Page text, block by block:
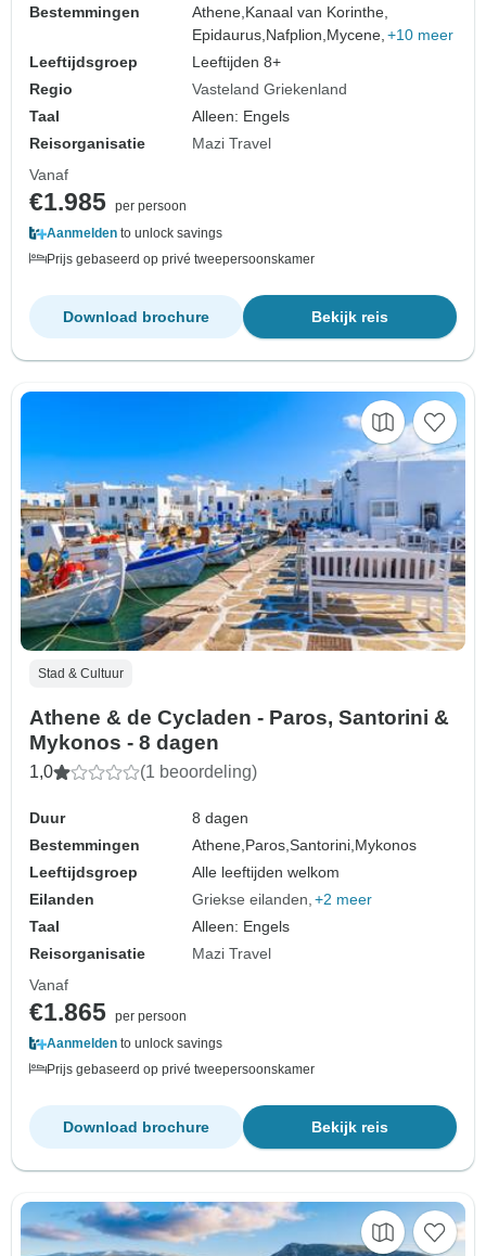
Bestemmingen Athene,Kanaal van Korinthe,
Epidaurus,Nafplion,Mycene, +10 meer
Leeftijdsgroep
Leeftijden 8+
Regio
Vasteland Griekenland
Taal
Alleen: Engels
Reisorganisatie
Mazi Travel
Vanaf
€1.985 per persoon
Aanmelden to unlock savings
Prijs gebaseerd op privé tweepersoonskamer
Bekijk reis
Download brochure
Stad & Cultuur
Athene & de Cycladen - Paros, Santorini &
Mykonos - 8 dagen
1,0 (1 beoordeling)
Duur
8 dagen
Bestemmingen
Athene,Paros,Santorini,Mykonos
Leeftijdsgroep
Alle leeftijden welkom
Eilanden
Griekse eilanden +2 meer
Taal
Alleen: Engels
Reisorganisatie
Mazi Travel
Vanaf
€1.865 per persoon
Aanmelden to unlock savings
Prijs gebaseerd op privé tweepersoonskamer
Bekijk reis
Download brochure